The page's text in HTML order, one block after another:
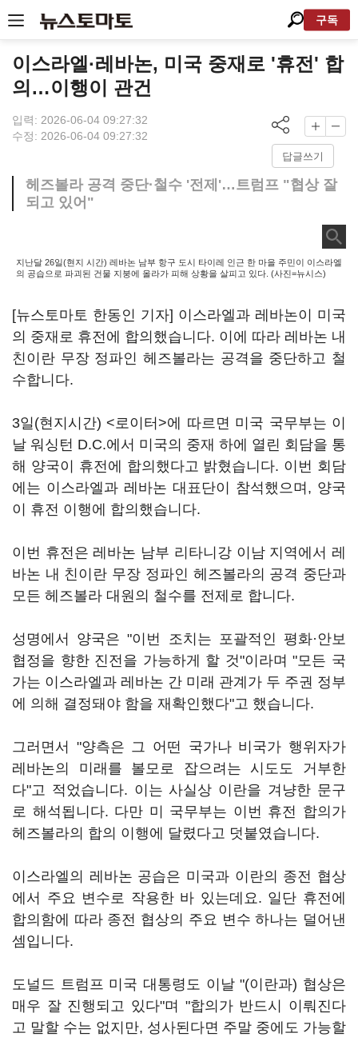
구독
이스라엘·레바논, 미국 중재로 '휴전' 합
의…이행이 관건
입력: 2026-06-04 09:27:32
수정: 2026-06-04 09:27:32
답글쓰기
헤즈볼라 공격 중단·철수 '전제'…트럼프 "협상 잘
되고 있어"
지난달 26일(현지 시간) 레바논 남부 항구 도시 타이레 인근 한 마을 주민이 이스라엘
의 공습으로 파괴된 건물 지붕에 올라가 피해 상황을 살피고 있다. (사진=뉴시스)
[뉴스토마토 한동인 기자] 이스라엘과 레바논이 미국
의 중재로 휴전에 합의했습니다. 이에 따라 레바논 내
친이란 무장 정파인 헤즈볼라는 공격을 중단하고 철
수합니다.
3일(현지시간) <로이터>에 따르면 미국 국무부는 이
날 워싱턴 D.C.에서 미국의 중재 하에 열린 회담을 통
해 양국이 휴전에 합의했다고 밝혔습니다. 이번 회담
에는 이스라엘과 레바논 대표단이 참석했으며, 양국
이 휴전 이행에 합의했습니다.
이번 휴전은 레바논 남부 리타니강 이남 지역에서 레
바논 내 친이란 무장 정파인 헤즈볼라의 공격 중단과
모든 헤즈볼라 대원의 철수를 전제로 합니다.
성명에서 양국은 "이번 조치는 포괄적인 평화·안보
협정을 향한 진전을 가능하게 할 것"이라며 "모든 국
가는 이스라엘과 레바논 간 미래 관계가 두 주권 정부
에 의해 결정돼야 함을 재확인했다"고 했습니다.
그러면서 "양측은 그 어떤 국가나 비국가 행위자가
레바논의 미래를 볼모로 잡으려는 시도도 거부한
다"고 적었습니다. 이는 사실상 이란을 겨냥한 문구
로 해석됩니다. 다만 미 국무부는 이번 휴전 합의가
헤즈볼라의 합의 이행에 달렸다고 덧붙였습니다.
이스라엘의 레바논 공습은 미국과 이란의 종전 협상
에서 주요 변수로 작용한 바 있는데요. 일단 휴전에
합의함에 따라 종전 협상의 주요 변수 하나는 덜어낸
셈입니다.
도널드 트럼프 미국 대통령도 이날 "(이란과) 협상은
매우 잘 진행되고 있다"며 "합의가 반드시 이뤄진다
고 말할 수는 없지만, 성사된다면 주말 중에도 가능할